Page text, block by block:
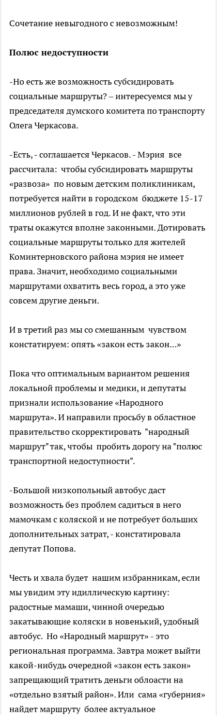
Сочетание невыгодного с невозможным!
Полюс недоступности
-Но есть же возможность субсидировать
социальные маршруты? – интересуемся мы у
председателя думского комитета по транспорту
Олега Черкасова.
-Есть, - соглашается Черкасов. - Мэрия все
рассчитала: чтобы субсидировать маршруты
«развоза» по новым детским поликлиникам,
потребуется найти в городском бюджете 15-17
миллионов рублей в год. И не факт, что эти
траты окажутся вполне законными. Дотировать
социальные маршруты только для жителей
Коминтерновского района мэрия не имеет
права. Значит, необходимо социальными
маршрутами охватить весь город, а это уже
совсем другие деньги.
И в третий раз мы со смешанным чувством
констатируем: опять «закон есть закон...»
Пока что оптимальным вариантом решения
локальной проблемы и медики, и депутаты
признали использование «Народного
маршрута». И направили просьбу в областное
правительство скорректировать "народный
маршрут" так, чтобы пробить дорогу на "полюс
транспортной недоступности".
-Большой низкопольный автобус даст
возможность без проблем садиться в него
мамочкам с коляской и не потребует больших
дополнительных затрат, - констатировала
депутат Попова.
Честь и хвала будет нашим избранникам, если
мы увидим эту идиллическую картину:
радостные мамаши, чинной очередью
закатывающие коляски в новенький, удобный
автобус. Но «Народный маршрут» - это
региональная программа. Завтра может выйти
какой-нибудь очередной «закон есть закон»
запрещающий тратить деньги облоасти на
«отдельно взятый район». Или сама «губерния»
найдет маршруту более актуальное